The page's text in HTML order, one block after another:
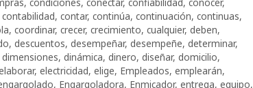
contabilidad, contar, continúa, continuación, continuas,
, coordinar, crecer, crecimiento, cualquier, deben,
, descuentos, desempeñar, desempeñe, determinar,
dimensiones, dinámica, dinero, diseñar, domicilio,
, electricidad, elige, Empleados, emplearán,
, Engargoladora, Enmicador, entrega, equipo,